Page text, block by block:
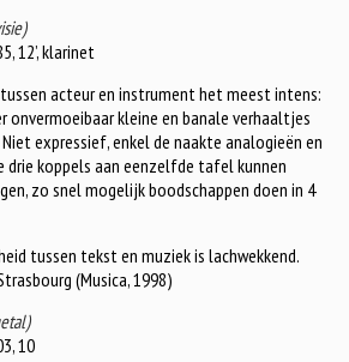
12’, klarinet
acteur en instrument het meest intens:
onvermoeibaar kleine en banale verhaaltjes
expressief, enkel de naakte analogieën en
drie koppels aan eenzelfde tafel kunnen
zo snel mogelijk boodschappen doen in 4
tussen tekst en muziek is lachwekkend.
(Musica, 1998)
10